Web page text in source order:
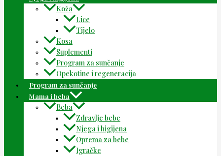
Koža
Lice
Tijelo
Kosa
Suplementi
Program za sunčanje
Opekotine i regeneracija
Program za sunčanje
Mama i beba
Beba
Zdravlje bebe
Njega i higijena
Oprema za bebe
Igračke